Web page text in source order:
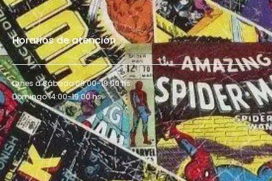
Horarios de atención
Lunes a Sábado 09:00-19:00 hs.
Domingo 14:00-19:00 hs.